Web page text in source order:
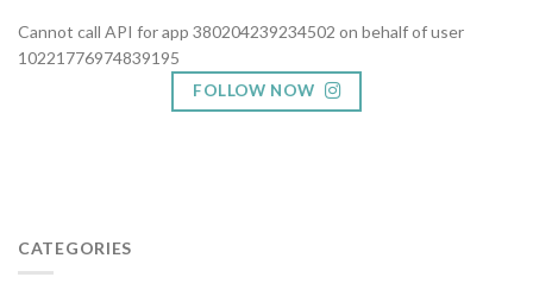
CATEGORIES
Cannot call API for app 380204239234502 on behalf of user
10221776974839195
FOLLOW NOW